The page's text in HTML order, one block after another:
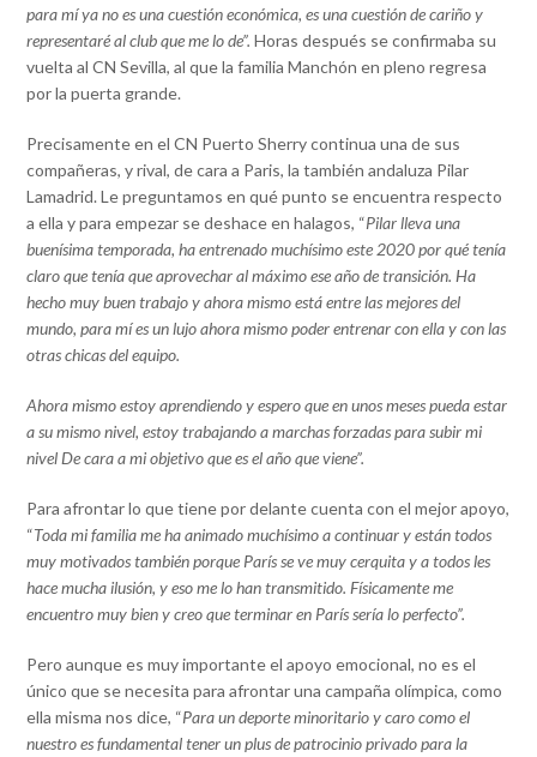
para mí ya no es una cuestión económica, es una cuestión de cariño y
representaré al club que me lo de”.Horas después se confirmaba su
vuelta al CN Sevilla, al que la familia Manchón en pleno regresa
por la puerta grande.
Precisamente en el CN Puerto Sherry continua una de sus
compañeras, y rival, de cara a Paris, la también andaluza Pilar
Lamadrid. Le preguntamos en qué punto se encuentra respecto
a ella y para empezar se deshace en halagos, “Pilar lleva una
buenísima temporada, ha entrenado muchísimo este 2020 por qué tenía
claro que tenía que aprovechar al máximo ese año de transición. Ha
hecho muy buen trabajo y ahora mismo está entre las mejores del
mundo, para mí es un lujo ahora mismo poder entrenar con ella y con las
otras chicas del equipo.
Ahora mismo estoy aprendiendo y espero que en unos meses pueda estar
a su mismo nivel, estoy trabajando a marchas forzadas para subir mi
nivel De cara a mi objetivo que es el año que viene”.
Para afrontar lo que tiene por delante cuenta con el mejor apoyo,
“Toda mi familia me ha animado muchísimo a continuar y están todos
muy motivados también porque París se ve muy cerquita y a todos les
hace mucha ilusión, y eso me lo han transmitido. Físicamente me
encuentro muy bien y creo que terminar en París sería lo perfecto”.
Pero aunque es muy importante el apoyo emocional, no es el
único que se necesita para afrontar una campaña olímpica, como
ella misma nos dice, “Para un deporte minoritario y caro como el
nuestro es fundamental tener un plus de patrocinio privado para la